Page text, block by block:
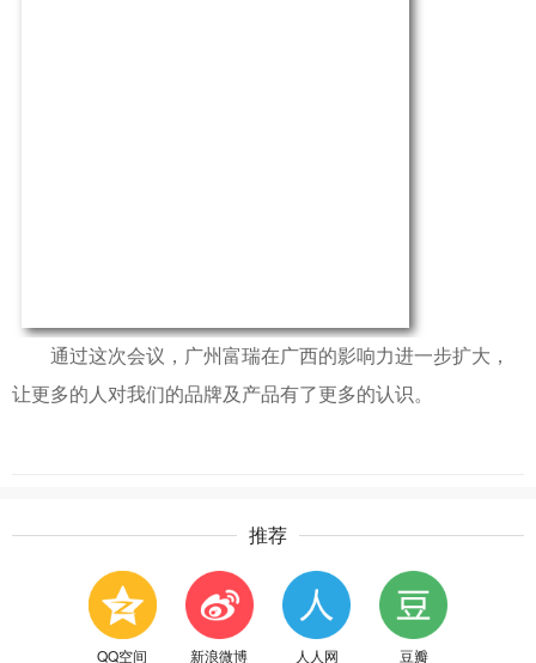
通过这次会议，广州富瑞在广西的影响力进一步扩大，
让更多的人对我们的品牌及产品有了更多的认识。
推荐
QQ空间 新浪微博 人人网 豆瓣